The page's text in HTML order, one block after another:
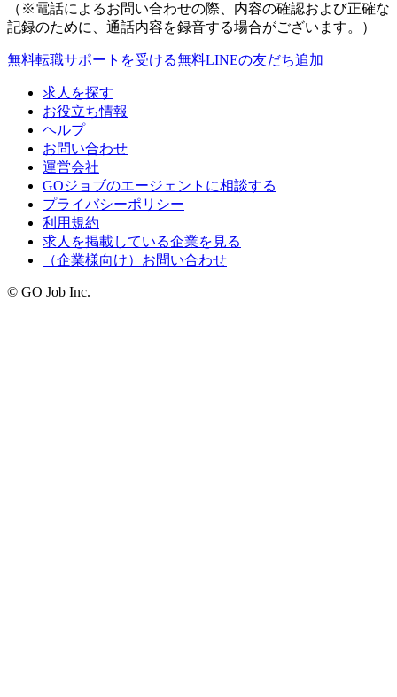
（※電話によるお問い合わせの際、内容の確認および正確な
記録のために、通話内容を録音する場合がございます。）
無料転職サポートを受ける無料LINEの友だち追加
求人を探す
お役立ち情報
ヘルプ
お問い合わせ
運営会社
GOジョブのエージェントに相談する
プライバシーポリシー
利用規約
求人を掲載している企業を見る
（企業様向け）お問い合わせ
© GO Job Inc.